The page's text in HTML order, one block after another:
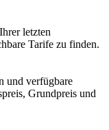
letzten
Tarife zu finden.
und verfügbare
Grundpreis und